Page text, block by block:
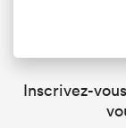
Inscrivez-